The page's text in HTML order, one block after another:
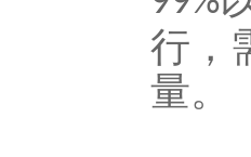
行，
量。